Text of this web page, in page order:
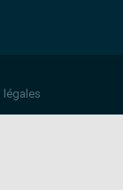
légales